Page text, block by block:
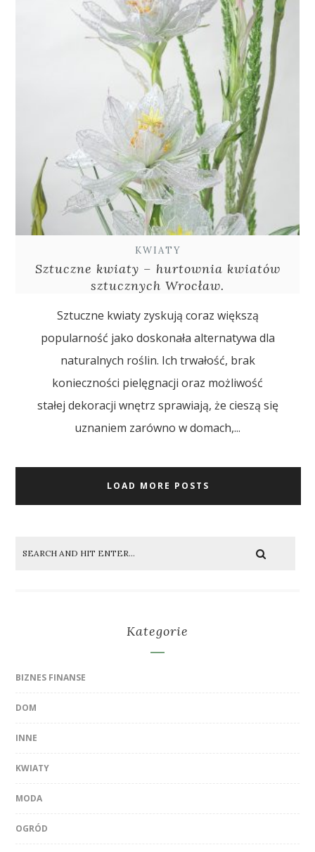
KWIATY
Sztuczne kwiaty – hurtownia kwiatów
sztucznych Wrocław.
Sztuczne kwiaty zyskują coraz większą
popularność jako doskonała alternatywa dla
naturalnych roślin. Ich trwałość, brak
konieczności pielęgnacji oraz możliwość
stałej dekoracji wnętrz sprawiają, że cieszą się
uznaniem zarówno w domach,...
LOAD MORE POSTS
Kategorie
BIZNES FINANSE
DOM
INNE
KWIATY
MODA
OGRÓD